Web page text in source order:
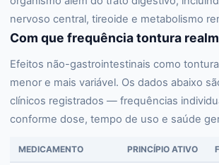
nervoso central, tireoide e metabolismo
Com que frequência tontura
Efeitos não-gastrointestinais como
menor e mais variável. Os dados abaixo
clínicos registrados — frequências
conforme dose, tempo de uso e saúde
MEDICAMENTO PRINCÍPIO ATIVO